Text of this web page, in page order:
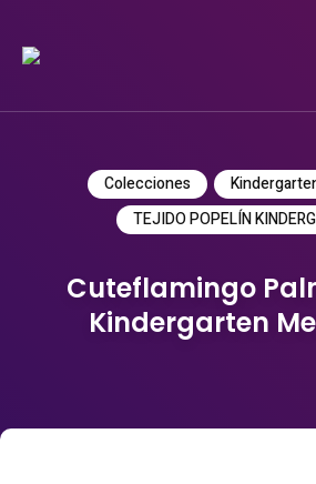
Do it yourself
Colecciones
TEJIDO POPELÍN
Cuteflamingo
Kindergarten